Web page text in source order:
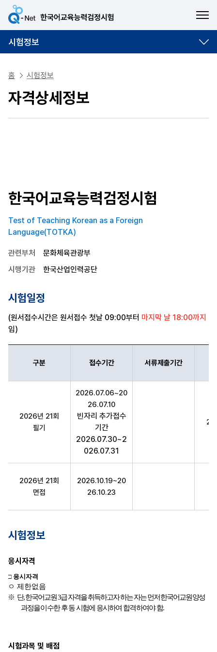
시험정보
홈 시험정보
자격상세정보
한국어교육능력검정시험
Test of Teaching Korean as a Foreign
Language(TOTKA)
관련부처
문화체육관광부
시행기관
한국산업인력공단
시험일정
(원서접수시간은 원서접수 첫날 09:00부터 마지막 날 18:00까지
임)
구분 접수기간 서류제출기간
2026년 21회
필기
2026.07.06~20
26.07.10
빈자리 추가접수
기간
2026.07.30~2
026.07.31
2026년 21회
면접
2026.10.19~20
26.10.23
시험정보
응시자격
시험과목 및 배점